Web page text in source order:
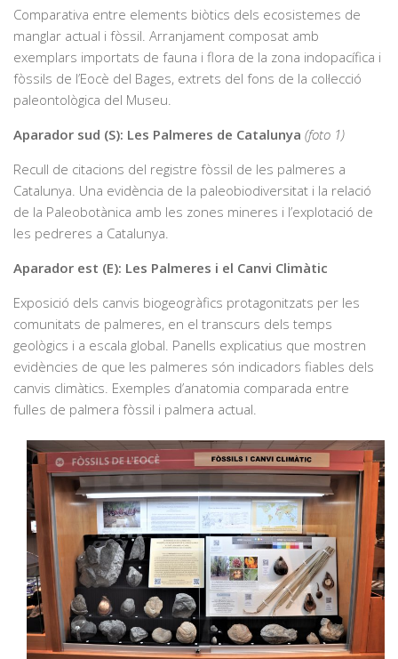
Comparativa entre elements biòtics dels ecosistemes de
manglar actual i fòssil. Arranjament composat amb
exemplars importats de fauna i flora de la zona indopacífica i
fòssils de l’Eocè del Bages, extrets del fons de la col·lecció
paleontològica del Museu.
Aparador sud (S): Les Palmeres de Catalunya (foto 1)
Recull de citacions del registre fòssil de les palmeres a
Catalunya. Una evidència de la paleobiodiversitat i la relació
de la Paleobotànica amb les zones mineres i l’explotació de
les pedreres a Catalunya.
Aparador est (E): Les Palmeres i el Canvi Climàtic
Exposició dels canvis biogeogràfics protagonitzats per les
comunitats de palmeres, en el transcurs dels temps
geològics i a escala global. Panells explicatius que mostren
evidències de que les palmeres són indicadors fiables dels
canvis climàtics. Exemples d’anatomia comparada entre
fulles de palmera fòssil i palmera actual.